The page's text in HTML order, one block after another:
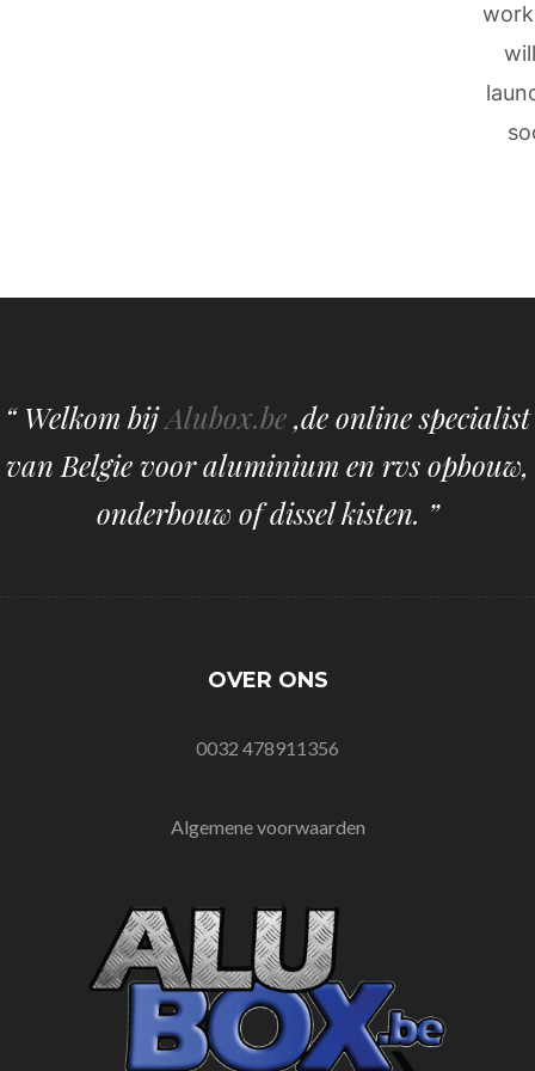
“ Welkom bijAlubox.be,de online specialist
van Belgie voor aluminium en rvs opbouw,
onderbouw of dissel kisten. ”
OVER ONS
0032 478911356
Algemene voorwaarden